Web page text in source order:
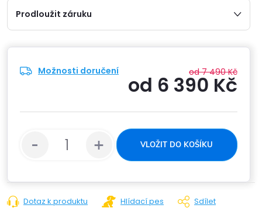
Prodloužit záruku
Možnosti doručení od 7 490 Kč
od 6 390 Kč
VLOŽIT DO KOŠÍKU
Dotaz k produktu Hlídací pes Sdílet